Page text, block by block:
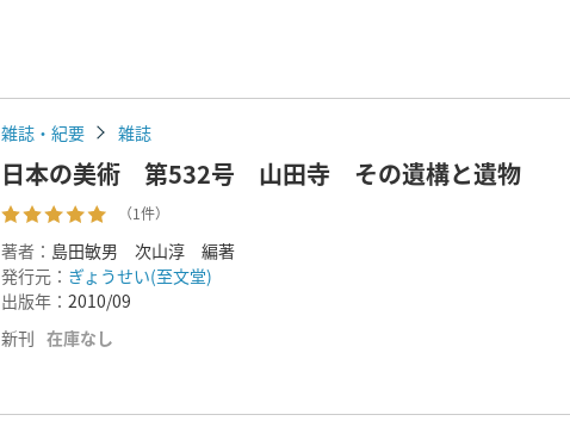
雑誌・紀要 雑誌
日本の美術 第532号 山田寺 その遺構と遺物
（1件）
著者： 島田敏男 次山淳 編著
発行元： ぎょうせい(至文堂)
出版年： 2010/09
新刊 在庫なし